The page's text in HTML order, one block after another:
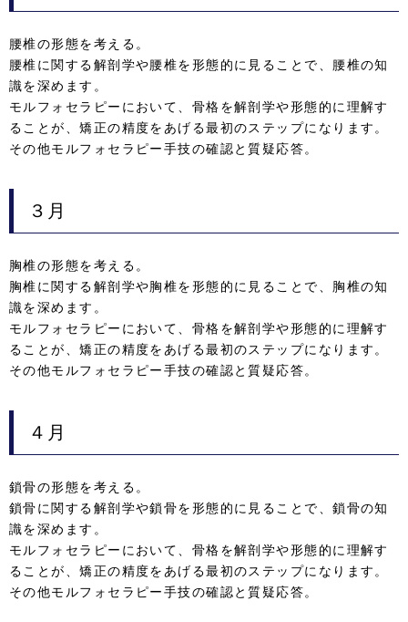
腰椎の形態を考える。
腰椎に関する解剖学や腰椎を形態的に見ることで、腰椎の知
識を深めます。
モルフォセラピーにおいて、骨格を解剖学や形態的に理解す
ることが、矯正の精度をあげる最初のステップになります。
その他モルフォセラピー手技の確認と質疑応答。
３月
胸椎の形態を考える。
胸椎に関する解剖学や胸椎を形態的に見ることで、胸椎の知
識を深めます。
モルフォセラピーにおいて、骨格を解剖学や形態的に理解す
ることが、矯正の精度をあげる最初のステップになります。
その他モルフォセラピー手技の確認と質疑応答。
４月
鎖骨の形態を考える。
鎖骨に関する解剖学や鎖骨を形態的に見ることで、鎖骨の知
識を深めます。
モルフォセラピーにおいて、骨格を解剖学や形態的に理解す
ることが、矯正の精度をあげる最初のステップになります。
その他モルフォセラピー手技の確認と質疑応答。